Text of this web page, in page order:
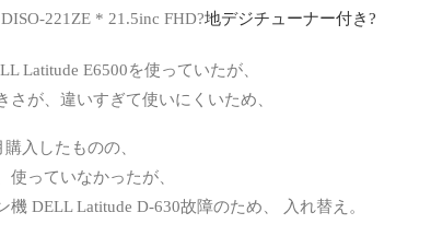
221ZE * 21.5inc FHD?地デジチューナー付き?
Latitude E6500を使っていたが、
さが、違いすぎて使いにくいため、
入したものの、
使っていなかったが、
機 DELL Latitude D-630故障のため、 入れ替え。